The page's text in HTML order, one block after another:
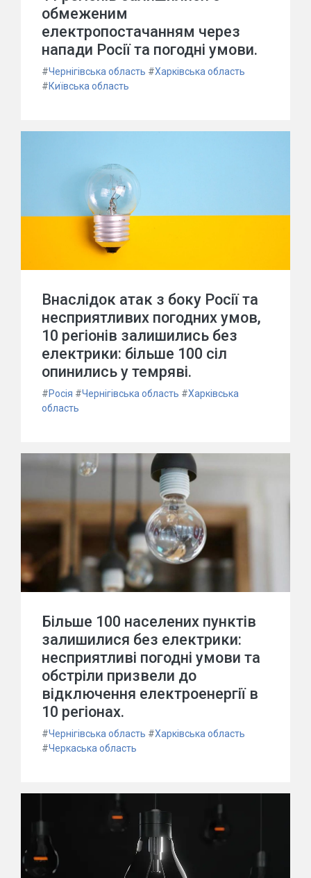
обмеженим
електропостачанням через
напади Росії та погодні умови.
#Чернігівська область #Харківська область
#Київська область
Внаслідок атак з боку Росії та
несприятливих погодних умов,
10 регіонів залишились без
електрики: більше 100 сіл
опинились у темряві.
#Росія #Чернігівська область #Харківська
область
Більше 100 населених пунктів
залишилися без електрики:
несприятливі погодні умови та
обстріли призвели до
відключення електроенергії в
10 регіонах.
#Чернігівська область #Харківська область
#Черкаська область